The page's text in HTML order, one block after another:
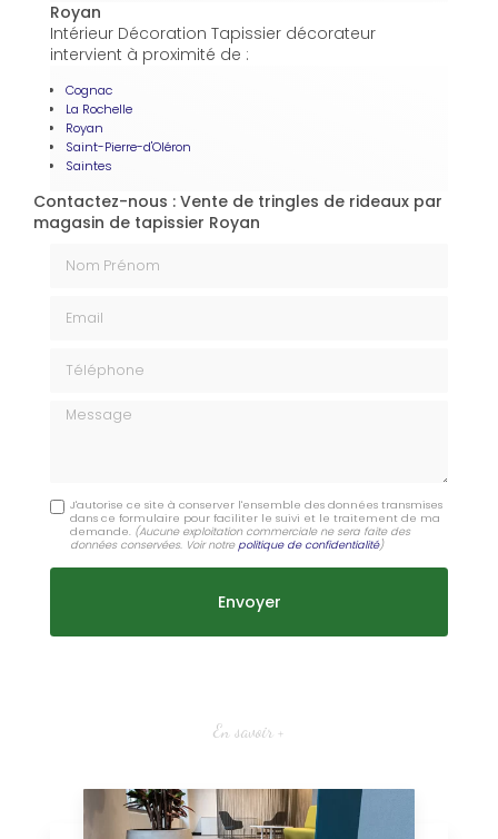
Royan
Intérieur Décoration Tapissier décorateur
intervient à proximité de :
Cognac
La Rochelle
Royan
Saint-Pierre-d'Oléron
Saintes
Contactez-nous : Vente de tringles de rideaux par
magasin de tapissier Royan
Message
J'autorise ce site à conserver l'ensemble des données transmises
dans ce formulaire pour faciliter le suivi et le traitement de ma
demande. (Aucune exploitation commerciale ne sera faite des
données conservées. Voir notrepolitique de confidentialité)
En savoir +